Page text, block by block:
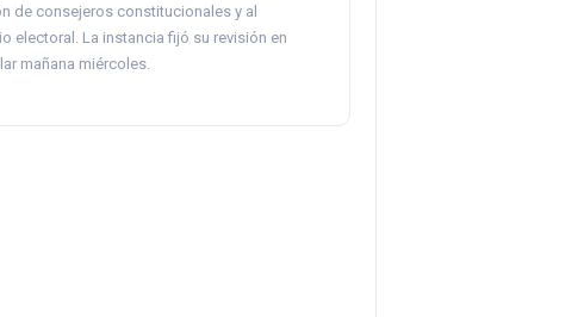
de consejeros constitucionales y al
electoral. La instancia fijó su revisión en
mañana miércoles.